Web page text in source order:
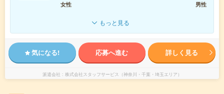
女性
男性
もっと見る
気になる! 応募へ進む 詳しく見る
派遣会社 株式会社スタッフサービス（神奈川・千葉・埼玉エリア）